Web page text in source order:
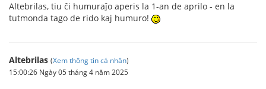
Altebrilas, tiu ĉi humuraĵo aperis la 1-an de aprilo - en la
tutmonda tago de rido kaj humuro!
Altebrilas (Xem thông tin cá nhân)
15:00:26 Ngày 05 tháng 4 năm 2025